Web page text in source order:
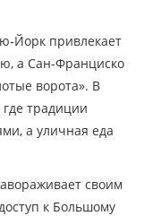
привлекает
а Сан-Франциско
ворота». В
традиции
а уличная еда
своим
к Большому